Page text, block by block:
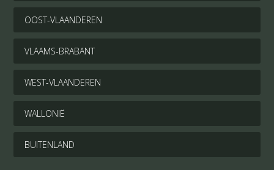
OOST-VLAANDEREN
VLAAMS-BRABANT
WEST-VLAANDEREN
WALLONIË
BUITENLAND